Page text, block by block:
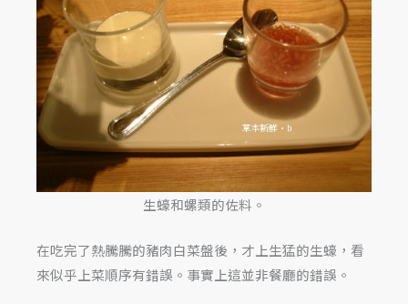
生蠔和螺類的佐料。
在吃完了熱騰騰的豬肉白菜盤後，才上生猛的生蠔，看
來似乎上菜順序有錯誤。事實上這並非餐廳的錯誤。